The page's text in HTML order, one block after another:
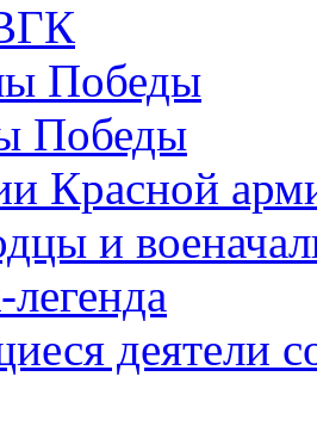
Победы
Победы
Красной
и
деятели